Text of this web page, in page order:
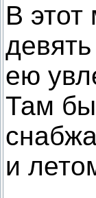
В этот
ею
Там
и